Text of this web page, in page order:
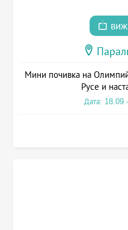
Мини почивка на
Русе и
Дата: 18.09